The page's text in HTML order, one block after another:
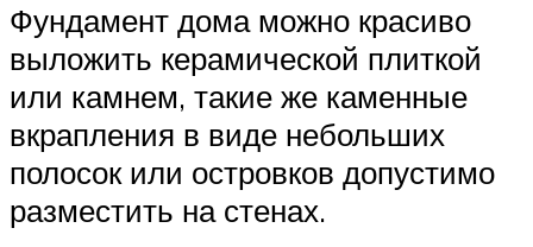
Фундамент дома можно красиво
выложить керамической плиткой
или камнем, такие же каменные
вкрапления в виде небольших
полосок или островков допустимо
разместить на стенах.